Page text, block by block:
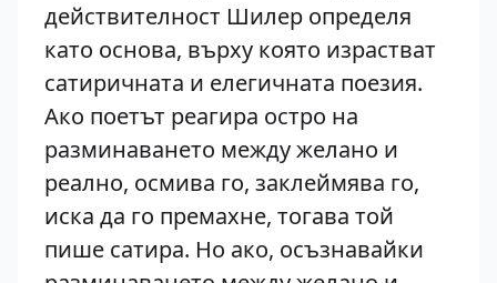
действителност Шилер определя
като основа, върху която израстват
сатиричната и елегичната поезия.
Ако поетът реагира остро на
разминаването между желано и
реално, осмива го, заклеймява го,
иска да го премахне, тогава той
пише сатира. Но ако, осъзнавайки